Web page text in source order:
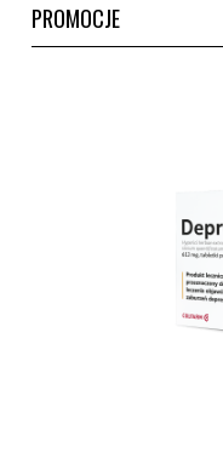
PROMOCJE